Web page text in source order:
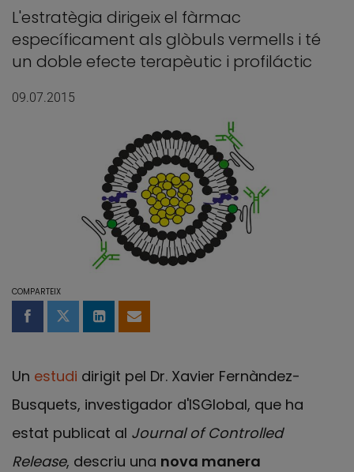
L'estratègia dirigeix el fàrmac
específicament als glòbuls vermells i té
un doble efecte terapèutic i profiláctic
09.07.2015
COMPARTEIX
Compartir a Facebook
Compartir a Twitter
Comparteix a LinkedIn
Comparteix per email
Un estudi dirigit pel Dr. Xavier Fernàndez-
Busquets, investigador d'ISGlobal, que ha
estat publicat al Journal of Controlled
Release, descriu una nova manera